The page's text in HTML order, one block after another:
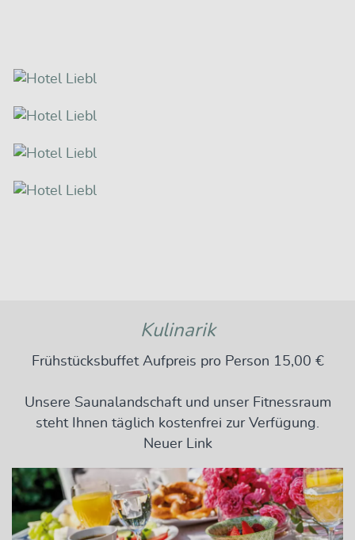
Kulinarik
Frühstücksbuffet Aufpreis pro Person 15,00 €
Unsere Saunalandschaft und unser Fitnessraum
steht Ihnen täglich kostenfrei zur Verfügung.
Neuer Link